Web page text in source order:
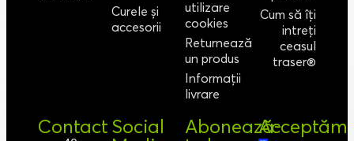
Curele și
accesorii
utilizare
cookies
Returnează
un produs
Informații
livrare
Cum să îți
intreți
ceasul
traser®
Contact Social
Abonează-Acceptăm